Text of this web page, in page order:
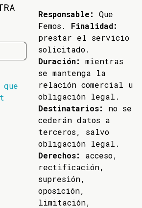
que
Responsable:
Que
Femos. Finalidad:
prestar el servicio
solicitado.
Duración:
mientras
se mantenga la
relación comercial u
obligación legal.
Destinatarios:
no se
cederán datos a
terceros, salvo
obligación legal.
Derechos:
acceso,
rectificación,
supresión,
oposición,
limitación,